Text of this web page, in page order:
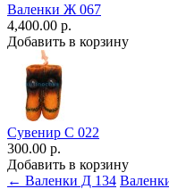
Валенки Ж 067
4,400.00 р.
Добавить в корзину
Сувенир С 022
300.00 р.
Добавить в корзину
← Валенки Д 134